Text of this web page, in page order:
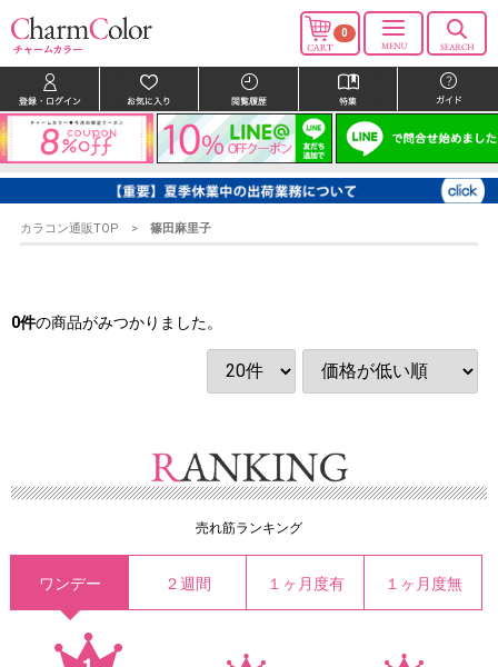
0
カラコン通販TOP 篠田麻里子
0件の商品がみつかりました。
売れ筋ランキング
ワンデー ２週間 １ヶ月度有 １ヶ月度無